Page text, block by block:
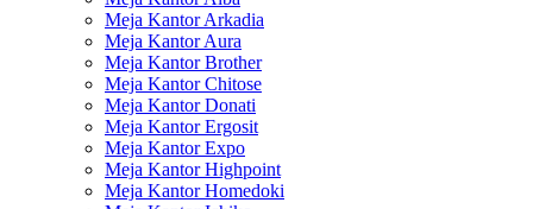
Meja Kantor Arkadia
Meja Kantor Aura
Meja Kantor Brother
Meja Kantor Chitose
Meja Kantor Donati
Meja Kantor Ergosit
Meja Kantor Expo
Meja Kantor Highpoint
Meja Kantor Homedoki